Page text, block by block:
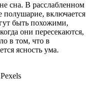
сна. В расслабленном
полушарие, включается
быть похожими,
они пересекаются,
в том, что в
ясность ума.